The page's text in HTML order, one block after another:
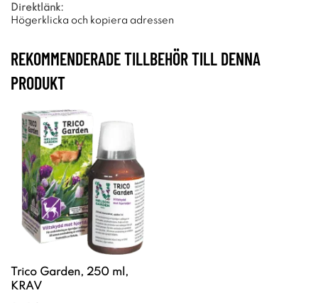
Direktlänk:
Högerklicka och kopiera adressen
REKOMMENDERADE TILLBEHÖR TILL DENNA
PRODUKT
Trico Garden, 250 ml,
KRAV